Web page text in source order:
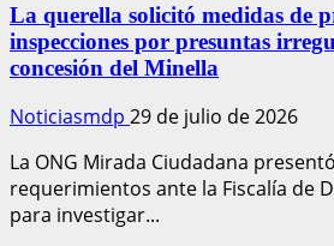
La querella solicitó medidas de
inspecciones por presuntas
concesión del Minella
Noticiasmdp 29 de julio de 2026
La ONG Mirada Ciudadana
requerimientos ante la Fiscalía de
para investigar...